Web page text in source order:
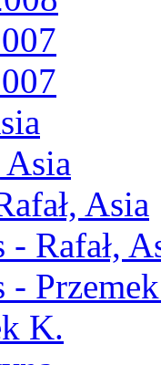
Asia
Asia
Rafał,
-
K.